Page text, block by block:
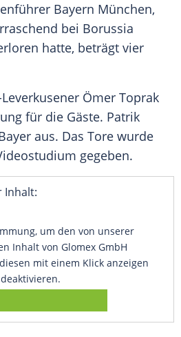
Bayern München,
bei Borussia
hatte, beträgt vier
Ömer Toprak
für die Gäste. Patrik
aus. Das Tore wurde
gegeben.
Inhalt:
um den von unserer
Inhalt von Glomex GmbH
mit einem Klick anzeigen